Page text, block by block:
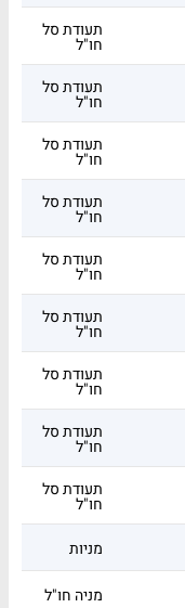
תעודת סל
חו"ל
תעודת סל
חו"ל
תעודת סל
חו"ל
תעודת סל
חו"ל
תעודת סל
חו"ל
תעודת סל
חו"ל
תעודת סל
חו"ל
תעודת סל
חו"ל
תעודת סל
חו"ל
מניות
מניה חו"ל